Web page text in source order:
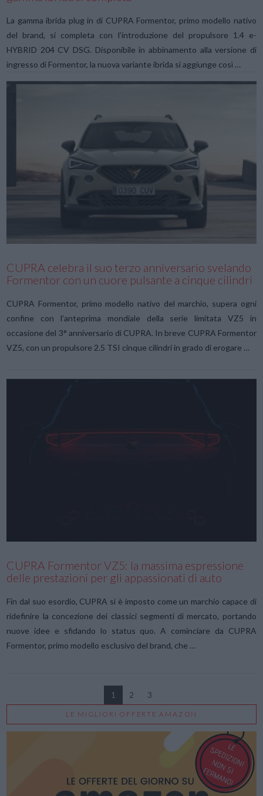
La gamma ibrida plug in di CUPRA Formentor, primo modello nativo
del brand, si completa con l’introduzione del propulsore 1.4 e-
HYBRID 204 CV DSG. Disponibile in abbinamento alla versione di
ingresso di Formentor, la nuova variante ibrida si aggiunge così …
CUPRA celebra il suo terzo anniversario svelando
Formentor con un cuore pulsante a cinque cilindri
CUPRA Formentor, primo modello nativo del marchio, supera ogni
confine con l’anteprima mondiale della serie limitata VZ5 in
occasione del 3° anniversario di CUPRA. In breve CUPRA Formentor
VZ5, con un propulsore 2.5 TSI cinque cilindri in grado di erogare …
VIEW POST
CUPRA Formentor VZ5: la massima espressione
delle prestazioni per gli appassionati di auto
Fin dal suo esordio, CUPRA si è imposto come un marchio capace di
ridefinire la concezione dei classici segmenti di mercato, portando
nuove idee e sfidando lo status quo. A cominciare da CUPRA
Formentor, primo modello esclusivo del brand, che …
1 2 3
LE MIGLIORI OFFERTE AMAZON